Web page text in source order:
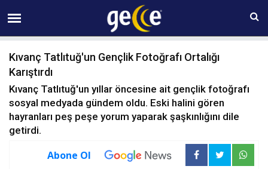
08 AĞUSTOS Cumartesi 20:01
Kıvanç Tatlıtuğ'un Gençlik Fotoğrafı Ortalığı
Karıştırdı
Kıvanç Tatlıtuğ'un yıllar öncesine ait gençlik fotoğrafı
sosyal medyada gündem oldu. Eski halini gören
hayranları peş peşe yorum yaparak şaşkınlığını dile
getirdi.
Abone Ol